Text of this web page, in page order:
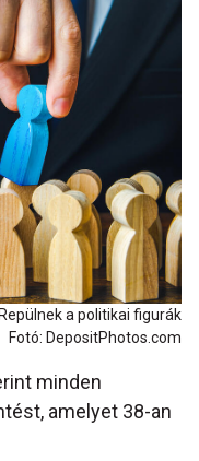
Repülnek a politikai figurák
Fotó: DepositPhotos.com
minden
amelyet 38-an